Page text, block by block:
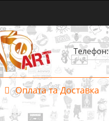
Телефон:
Оплата та Доставка